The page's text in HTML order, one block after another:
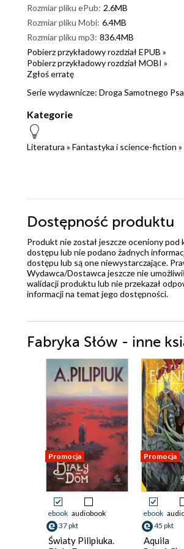
Rozmiar pliku ePub: 2.6MB
Rozmiar pliku Mobi: 6.4MB
Rozmiar pliku mp3: 836.4MB
Pobierz przykładowy rozdział EPUB »
Pobierz przykładowy rozdział MOBI »
Zgłoś erratę
Serie wydawnicze: Droga Samotnego Psa
Kategorie
Literatura » Fantastyka i science-fiction »
Dostępność produktu
Produkt nie został jeszcze oceniony pod
dostępu lub nie podano żadnych
dostępu lub są one niewystarczające.
Wydawca/Dostawca jeszcze nie
walidacji produktu lub nie przekazał
informacji na temat jego dostępności.
Fabryka Słów - inne
Promocja
ebook audiobook
37 pkt
Światy Pilipiuka.
Promocja
ebook
45 pkt
Aquila